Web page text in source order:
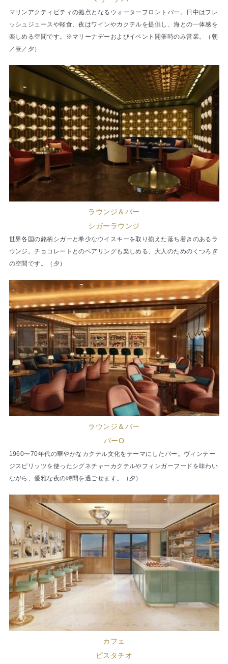
マリンアクティビティの拠点となるウォーターフロントバー。日中はフレ
ッシュジュースや軽食、夜はワインやカクテルを提供し、海との一体感を
楽しめる空間です。※マリーナデーおよびイベント開催時のみ営業。（朝
／昼／夕）
ラウンジ＆バー
シガーラウンジ
世界各国の銘柄シガーと希少なウイスキーを取り揃えた落ち着きのあるラ
ウンジ。チョコレートとのペアリングも楽しめる、大人のためのくつろぎ
の空間です。（夕）
ラウンジ＆バー
バーO
1960〜70年代の華やかなカクテル文化をテーマにしたバー。ヴィンテー
ジスピリッツを使ったシグネチャーカクテルやフィンガーフードを味わい
ながら、優雅な夜の時間を過ごせます。（夕）
カフェ
ピスタチオ